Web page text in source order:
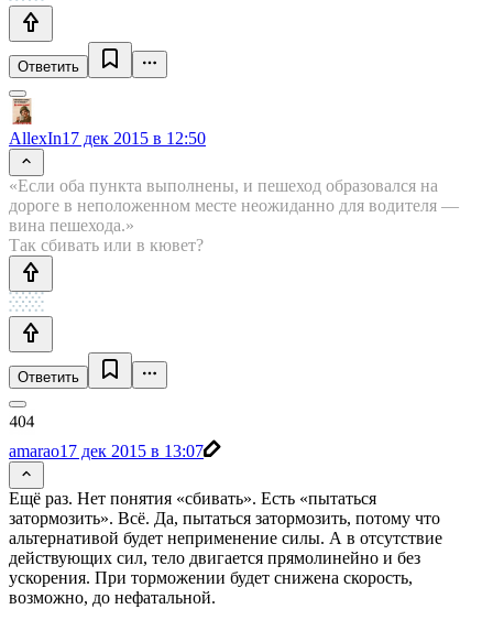
Ответить
AllexIn17 дек 2015 в 12:50
«Если оба пункта выполнены, и пешеход образовался на
дороге в неположенном месте неожиданно для водителя —
вина пешехода.»
Так сбивать или в кювет?
Ответить
amarao17 дек 2015 в 13:07
Ещё раз. Нет понятия «сбивать». Есть «пытаться
затормозить». Всё. Да, пытаться затормозить, потому что
альтернативой будет неприменение силы. А в отсутствие
действующих сил, тело двигается прямолинейно и без
ускорения. При торможении будет снижена скорость,
возможно, до нефатальной.